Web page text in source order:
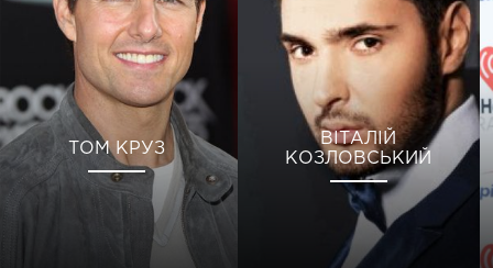
ТОМ КРУЗ
ВІТАЛІЙ
КОЗЛОВСЬКИЙ